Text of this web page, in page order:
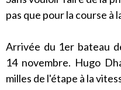
pas que pour la course à
Arrivée du 1er bateau
14 novembre. Hugo
milles de l'étape à la